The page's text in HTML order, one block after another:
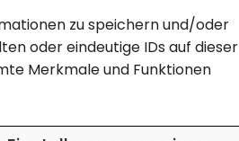
zu speichern und/oder
oder eindeutige IDs auf dieser
Merkmale und Funktionen
SUBMIT